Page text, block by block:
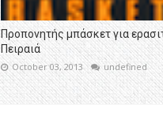
Προπονητής μπάσκετ για
Πειραιά
October 03, 2013 undefined